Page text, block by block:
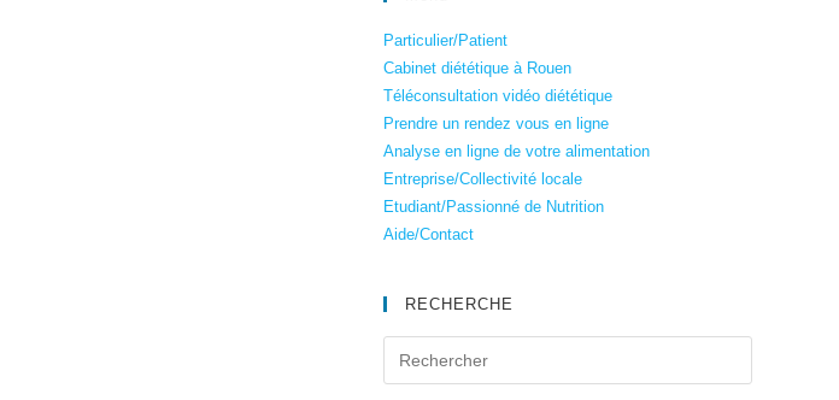
Particulier/Patient
Cabinet diététique à Rouen
Téléconsultation vidéo diététique
Prendre un rendez vous en ligne
Analyse en ligne de votre alimentation
Entreprise/Collectivité locale
Etudiant/Passionné de Nutrition
Aide/Contact
RECHERCHE